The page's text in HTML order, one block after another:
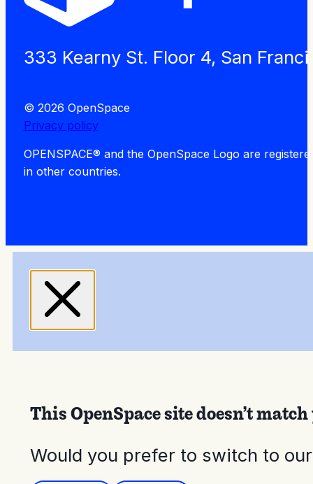
333 Kearny St. Floor 4, San
© 2026 OpenSpace
Privacy policy
OPENSPACE® and the OpenSpace Logo are
in other countries.
This OpenSpace site doesn’t
Would you prefer to switch to